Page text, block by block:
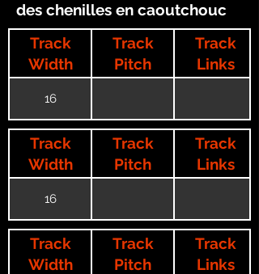
des chenilles en caoutchouc
Track
Width
Track
Pitch
Track
Links
16
Track
Width
Track
Pitch
Track
Links
16
Track
Width
Track
Pitch
Track
Links